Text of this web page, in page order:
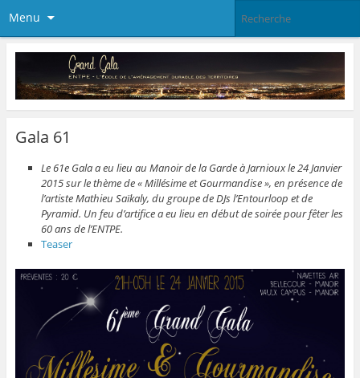
Menu
Gala 61
Le 61e Gala a eu lieu au Manoir de la Garde à Jarnioux le 24 Janvier
2015sur le thème de « Millésime et Gourmandise », en présence de
l’artiste Mathieu Saïkaly, du groupe de DJs l’Entourloop et de
Pyramid. Un feu d’artifice a eu lieu en début de soirée pour fêter les
60 ans de l’ENTPE.
Teaser